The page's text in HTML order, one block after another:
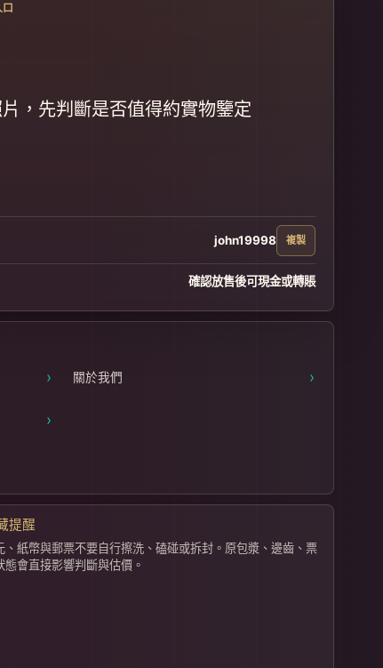
，先判斷是否值得約實物鑒定
john19998 複製
確認放售後可現金或轉賬
› 關於我們 ›
›
提醒
、紙幣與郵票不要自行擦洗、磕碰或拆封。原包漿、邊齒、票
態會直接影響判斷與估價。